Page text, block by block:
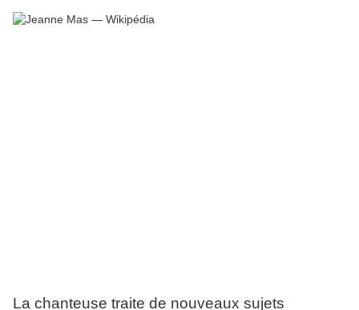
La chanteuse traite de nouveaux sujets